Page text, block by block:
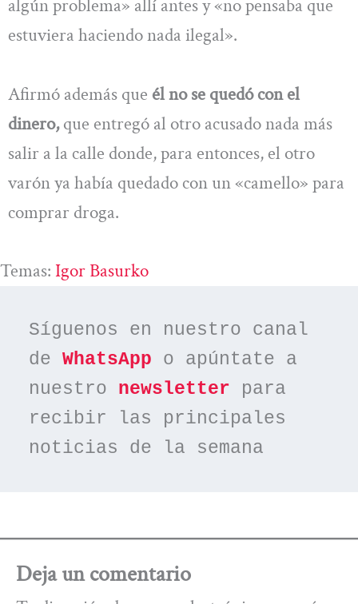
algún problema» allí antes y «no pensaba que
estuviera haciendo nada ilegal».
Afirmó además que él no se quedó con el
dinero,que entregó al otro acusado nada más
salir a la calle donde, para entonces, el otro
varón ya había quedado con un «camello» para
comprar droga.
Temas: Igor Basurko
Síguenos en nuestro canal
de WhatsApp o apúntate a
nuestro newsletter para
recibir las principales
noticias de la semana
Deja un comentario